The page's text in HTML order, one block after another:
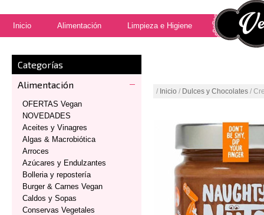
Inicio Alimentación Limpieza e Higiene
Categorías
Alimentación
OFERTAS Vegan
NOVEDADES
Aceites y Vinagres
Algas & Macrobiótica
Arroces
Azúcares y Endulzantes
Bolleria y repostería
Burger & Carnes Vegan
Caldos y Sopas
Conservas Vegetales
/ Inicio / Dulces y Chocolates /